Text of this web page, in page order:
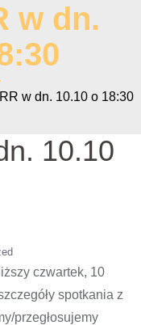
w dn.
w dn. 10.10 o 18:30
10.10
czwartek, 10
spotkania z
przegłosujemy